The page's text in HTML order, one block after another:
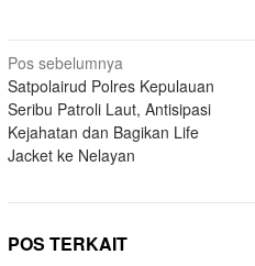
Navigasi
pos
Pos sebelumnya
Satpolairud Polres Kepulauan
Seribu Patroli Laut, Antisipasi
Kejahatan dan Bagikan Life
Jacket ke Nelayan
POS TERKAIT